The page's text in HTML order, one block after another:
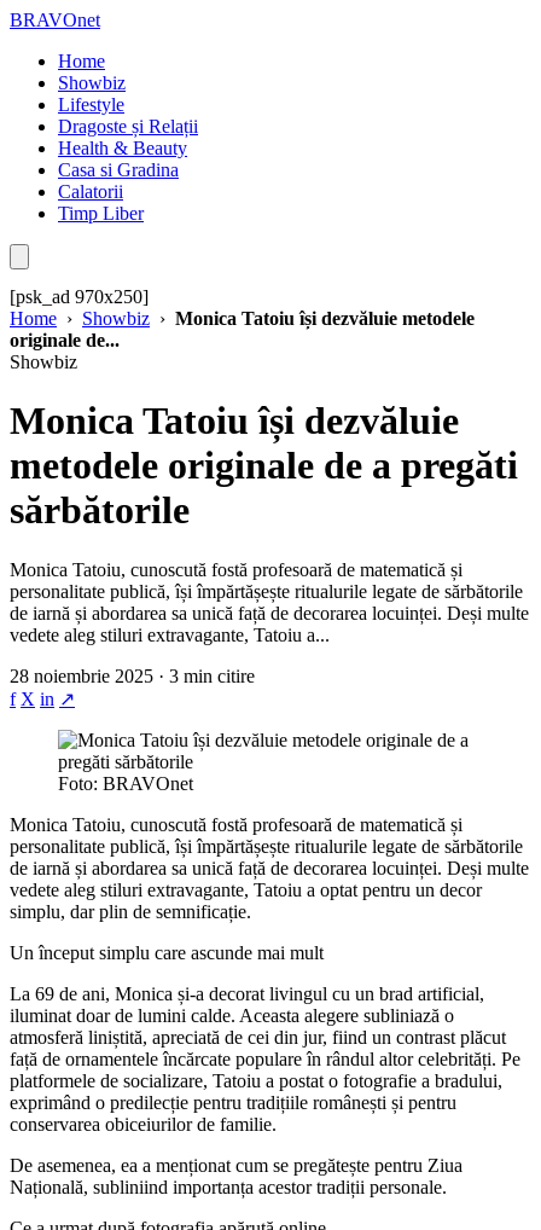
BRAVOnet
Home
Showbiz
Lifestyle
Dragoste și Relații
Health & Beauty
Casa si Gradina
Calatorii
Timp Liber
[psk_ad 970x250]
Home › Showbiz › Monica Tatoiu își dezvăluie metodele
originale de...
Showbiz
Monica Tatoiu își dezvăluie
metodele originale de a pregăti
sărbătorile
Monica Tatoiu, cunoscută fostă profesoară de matematică și
personalitate publică, își împărtășește ritualurile legate de sărbătorile
de iarnă și abordarea sa unică față de decorarea locuinței. Deși multe
vedete aleg stiluri extravagante, Tatoiu a...
28 noiembrie 2025 · 3 min citire
f X in ↗
Foto: BRAVOnet
Monica Tatoiu, cunoscută fostă profesoară de matematică și
personalitate publică, își împărtășește ritualurile legate de sărbătorile
de iarnă și abordarea sa unică față de decorarea locuinței. Deși multe
vedete aleg stiluri extravagante, Tatoiu a optat pentru un decor
simplu, dar plin de semnificație.
Un început simplu care ascunde mai mult
La 69 de ani, Monica și-a decorat livingul cu un brad artificial,
iluminat doar de lumini calde. Aceasta alegere subliniază o
atmosferă liniștită, apreciată de cei din jur, fiind un contrast plăcut
față de ornamentele încărcate populare în rândul altor celebrități. Pe
platformele de socializare, Tatoiu a postat o fotografie a bradului,
exprimând o predilecție pentru tradițiile românești și pentru
conservarea obiceiurilor de familie.
De asemenea, ea a menționat cum se pregătește pentru Ziua
Națională, subliniind importanța acestor tradiții personale.